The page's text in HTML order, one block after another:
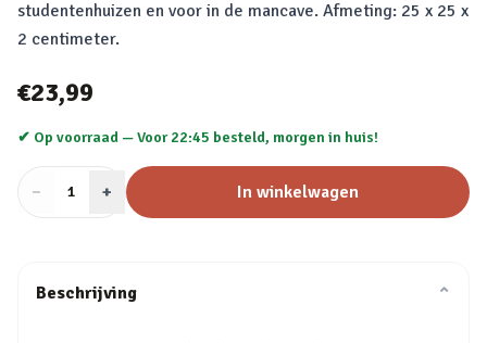
studentenhuizen en voor in de mancave. Afmeting: 25 x 25 x
2 centimeter.
€23,99
✔ Op voorraad —Voor 22:45 besteld, morgen in huis!
− Aantal
1 + In winkelwagen
Beschrijving ⌄